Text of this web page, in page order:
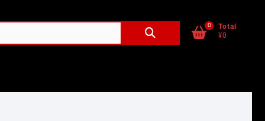
情
り
0
Total
¥0